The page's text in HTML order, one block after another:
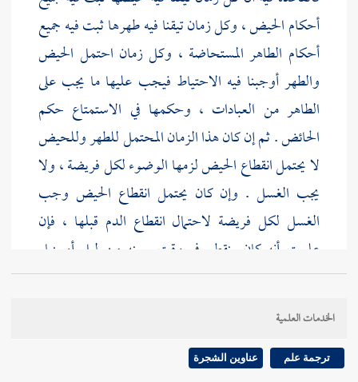
أحكام الحيض ، وكل زمان تيقنا فيه طهرها ثبت فيه جميع
أحكام الطاهر المستحاضة ، وكل زمان احتمل الحيض
والطهر أوجبنا فيه الاحتياط فيجب عليها ما يجب على
الطاهر من العبادات ، وحكمها في الاستمتاع حكم
الحائض . ثم إن كان هذا الزمان المحتمل للطهر وللحيض
لا يحتمل انقطاع الحيض لزمها الوضوء لكل فريضة ، ولا
يجب الغسل . وإن كان يحتمل انقطاع الحيض وجب
الغسل لكل فريضة لاحتمال انقطاع الدم قبلها ، فإن
علمت أنه كان ينقطع في وقت بعينه من ليل أو نهار
اغتسلت كل يوم في ذلك الوقت ، ولا غسل عليها إلى
مثل ذلك الوقت من اليوم الثاني . هذا أصل الفصل
وتمهيد قاعدته ، وعليه يخرج كل ما سنذكره إن شاء الله -
تعالى - وهذا القدر كاف لمن يؤثر الاختصار ، ولكن عادة
الخدمات العلمية
ترجمة علم عناوين الشجرة